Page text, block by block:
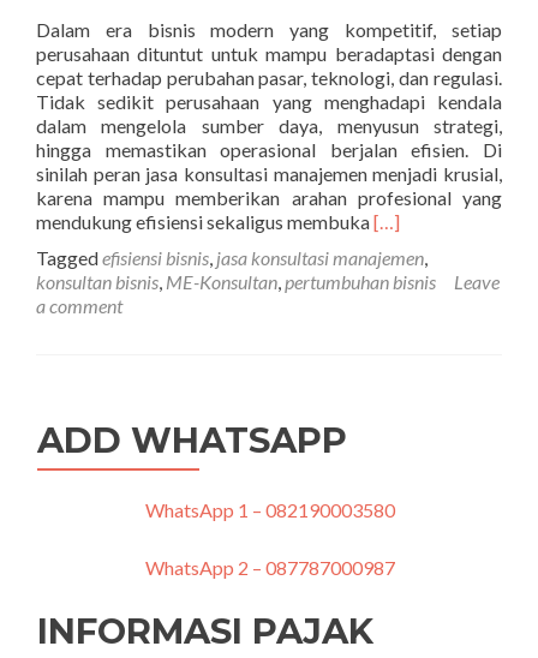
Dalam era bisnis modern yang kompetitif, setiap
perusahaan dituntut untuk mampu beradaptasi dengan
cepat terhadap perubahan pasar, teknologi, dan regulasi.
Tidak sedikit perusahaan yang menghadapi kendala
dalam mengelola sumber daya, menyusun strategi,
hingga memastikan operasional berjalan efisien. Di
sinilah peran jasa konsultasi manajemen menjadi krusial,
karena mampu memberikan arahan profesional yang
mendukung efisiensi sekaligus membukaRead
about
Layanan
Modern
[…]
Taggedefisiensi bisnis, jasa konsultasi manajemen,
konsultan bisnis, ME-Konsultan,pertumbuhan bisnis
Leave
a comment
ADD WHATSAPP
WhatsApp 1 – 082190003580
WhatsApp 2 – 087787000987
INFORMASI PAJAK